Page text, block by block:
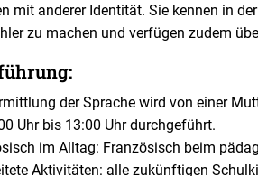
mit anderer Identität. Sie kennen in
zu machen und verfügen zudem
der Sprache wird von einer
Uhr bis 13:00 Uhr durchgeführt.
im Alltag: Französisch beim
Aktivitäten: alle zukünftigen